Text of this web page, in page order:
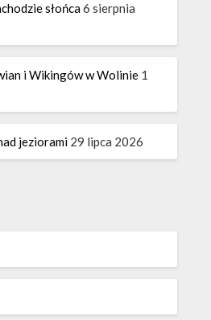
słońca6 sierpnia
i Wikingów w Wolinie 1
jeziorami 29 lipca 2026